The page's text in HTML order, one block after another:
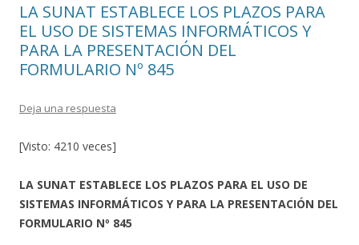
LA SUNAT ESTABLECE LOS PLAZOS PARA
EL USO DE SISTEMAS INFORMÁTICOS Y
PARA LA PRESENTACIÓN DEL
FORMULARIO Nº 845
Deja una respuesta
[Visto: 4210 veces]
LA SUNAT ESTABLECE LOS PLAZOS PARA EL USO DE
SISTEMAS INFORMÁTICOS Y PARA LA PRESENTACIÓN DEL
FORMULARIO Nº 845